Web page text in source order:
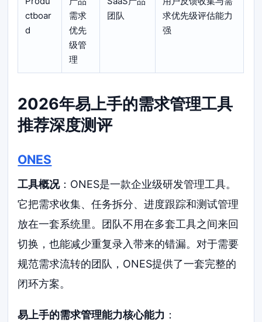
ctboar
d
需求
优先
级管
理
团队
求优先级评估能力
强
2026年易上手的需求管理工具
推荐深度测评
ONES
工具概况：ONES是一款企业级研发管理工具。
它把需求收集、任务拆分、进度跟踪和测试管理
放在一套系统里。团队不用在多套工具之间来回
切换，也能减少重复录入带来的错漏。对于需要
规范需求流转的团队，ONES提供了一套完整的
闭环方案。
易上手的需求管理能力核心能力 ：